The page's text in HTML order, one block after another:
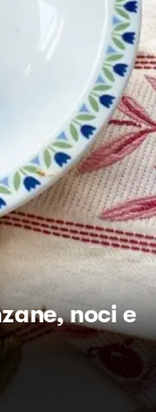
noci e